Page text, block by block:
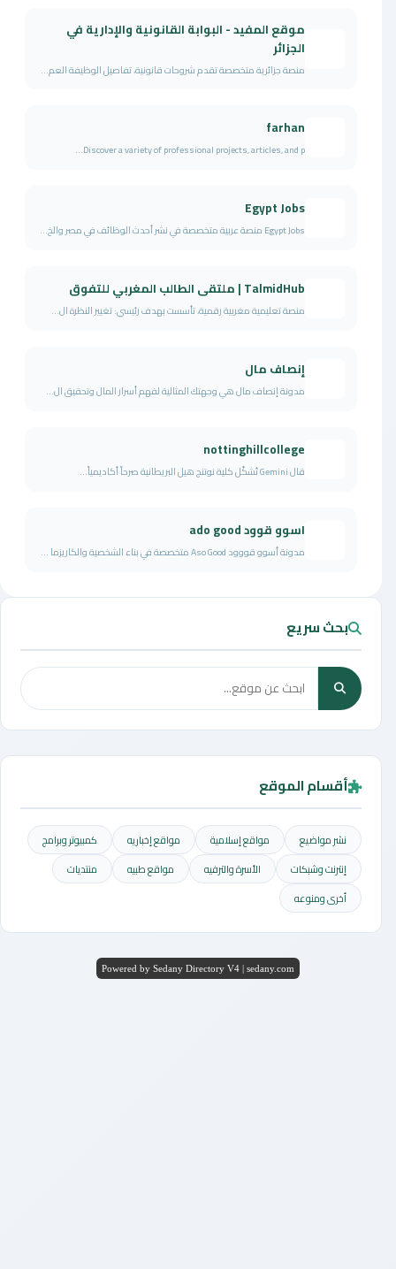
موقع المفيد - البوابة القانونية والإدارية في
الجزائر
منصة جزائرية متخصصة تقدم شروحات قانونية، تفاصيل الوظيفة العم...
farhan
Discover a variety of professional projects, articles, and p...
Egypt Jobs
Egypt Jobs منصة عربية متخصصة في نشر أحدث الوظائف في مصر والخ...
TalmidHub | ملتقى الطالب المغربي للتفوق
منصة تعليمية مغربية رقمية، تأسست بهدف رئيسي: تغيير النظرة ال...
إنصاف مال
مدونة إنصاف مال هي وجهتك المثالية لفهم أسرار المال وتحقيق ال...
nottinghillcollege
قال Gemini تُشكّل كلية نوتنج هيل البريطانية صرحاً أكاديمياً...
اسوو قوود ado good
مدونة أسوو قووود Aso Good متخصصة في بناء الشخصية والكاريزما ...
بحث سريع
أقسام الموقع
نشر مواضيع مواقع إسلامية مواقع إخباريه
كمبيوتر وبرامج
إنترنت وشبكات
الأسرة والترفيه مواقع طبيه
منتديات
أخرى ومنوعه
Powered by Sedany Directory V4 | sedany.com